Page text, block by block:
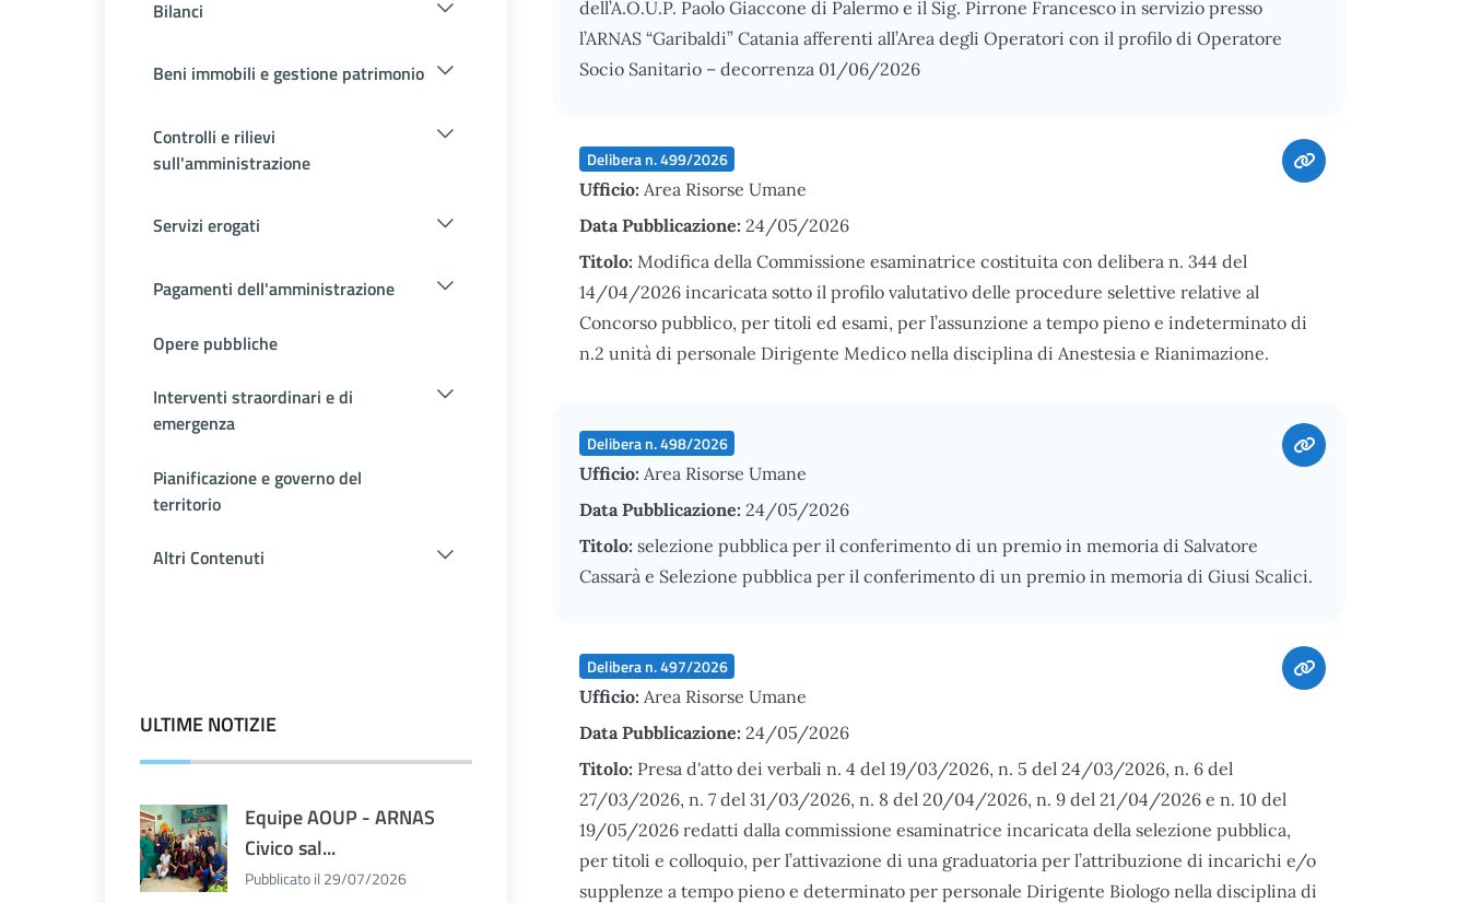
Bilanci
Beni immobili e gestione patrimonio
Controlli e rilievi
sull'amministrazione
Servizi erogati
Pagamenti dell'amministrazione
Opere pubbliche
Interventi straordinari e di
emergenza
Pianificazione e governo del
territorio
Altri Contenuti
ULTIME NOTIZIE
Equipe AOUP - ARNAS
Civico sal...
Pubblicato il 29/07/2026
dell’A.O.U.P. Paolo Giaccone di Palermo e il Sig. Pirrone Francesco in servizio presso
l’ARNAS “Garibaldi” Catania afferenti all’Area degli Operatori con il profilo di Operatore
Socio Sanitario – decorrenza 01/06/2026
Delibera n. 499/2026
Ufficio: Area Risorse Umane
Data Pubblicazione: 24/05/2026
Titolo: Modifica della Commissione esaminatrice costituita con delibera n. 344 del
14/04/2026 incaricata sotto il profilo valutativo delle procedure selettive relative al
Concorso pubblico, per titoli ed esami, per l’assunzione a tempo pieno e indeterminato di
n.2 unità di personale Dirigente Medico nella disciplina di Anestesia e Rianimazione.
Delibera n. 498/2026
Ufficio: Area Risorse Umane
Data Pubblicazione: 24/05/2026
Titolo: selezione pubblica per il conferimento di un premio in memoria di Salvatore
Cassarà e Selezione pubblica per il conferimento di un premio in memoria di Giusi Scalici.
Delibera n. 497/2026
Ufficio: Area Risorse Umane
Data Pubblicazione: 24/05/2026
Titolo: Presa d'atto dei verbali n. 4 del 19/03/2026, n. 5 del 24/03/2026, n. 6 del
27/03/2026, n. 7 del 31/03/2026, n. 8 del 20/04/2026, n. 9 del 21/04/2026 e n. 10 del
19/05/2026 redatti dalla commissione esaminatrice incaricata della selezione pubblica,
per titoli e colloquio, per l’attivazione di una graduatoria per l’attribuzione di incarichi e/o
supplenze a tempo pieno e determinato per personale Dirigente Biologo nella disciplina di